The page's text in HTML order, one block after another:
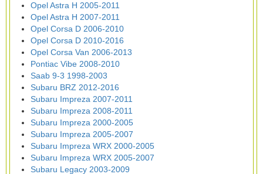
Opel Astra H 2005-2011
Opel Astra H 2007-2011
Opel Corsa D 2006-2010
Opel Corsa D 2010-2016
Opel Corsa Van 2006-2013
Pontiac Vibe 2008-2010
Saab 9-3 1998-2003
Subaru BRZ 2012-2016
Subaru Impreza 2007-2011
Subaru Impreza 2008-2011
Subaru Impreza 2000-2005
Subaru Impreza 2005-2007
Subaru Impreza WRX 2000-2005
Subaru Impreza WRX 2005-2007
Subaru Legacy 2003-2009